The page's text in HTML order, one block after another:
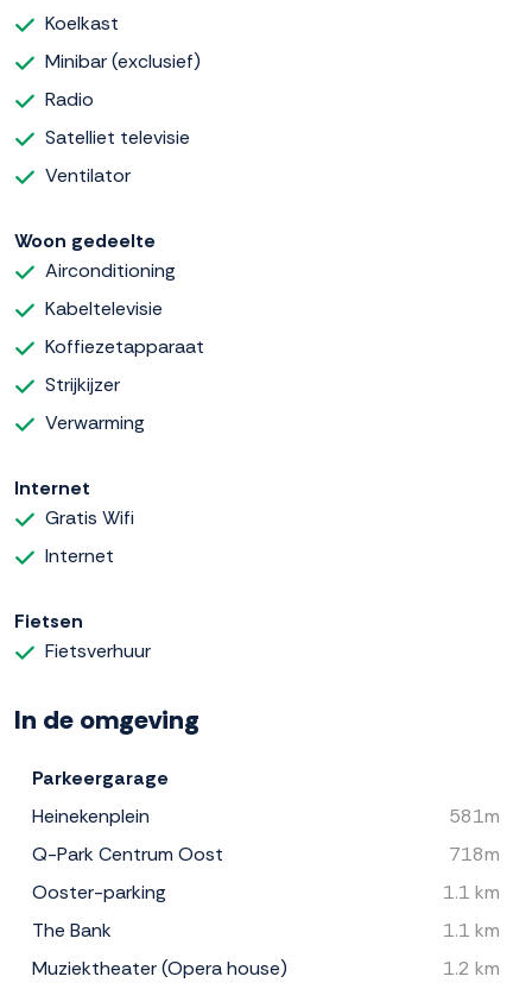
Koelkast
Minibar (exclusief)
Radio
Satelliet televisie
Ventilator
Woon gedeelte
Airconditioning
Kabeltelevisie
Koffiezetapparaat
Strijkijzer
Verwarming
Internet
Gratis Wifi
Internet
Fietsen
Fietsverhuur
In de omgeving
Parkeergarage
Heinekenplein
581m
Q-Park Centrum Oost
718m
Ooster-parking
1.1 km
The Bank
1.1 km
Muziektheater (Opera house)
1.2 km